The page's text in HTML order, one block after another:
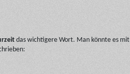
das wichtigere Wort. Man könnte es mit